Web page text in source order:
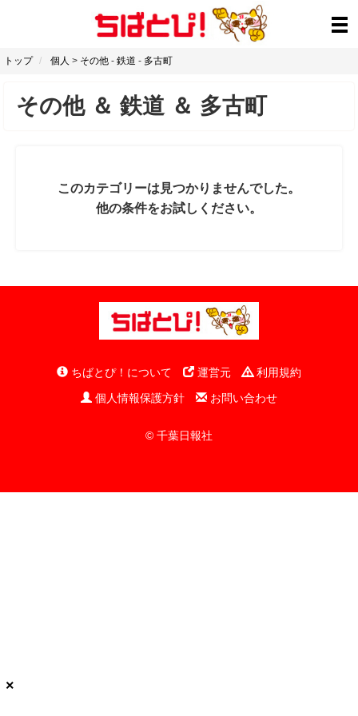
トップ 個人 > その他 - 鉄道 - 多古町
その他＆ 鉄道 ＆ 多古町
このカテゴリーは見つかりませんでした。
他の条件をお試しください。
ちばとぴ！について 運営元
利用規約
個人情報保護方針
お問い合わせ
© 千葉日報社
×